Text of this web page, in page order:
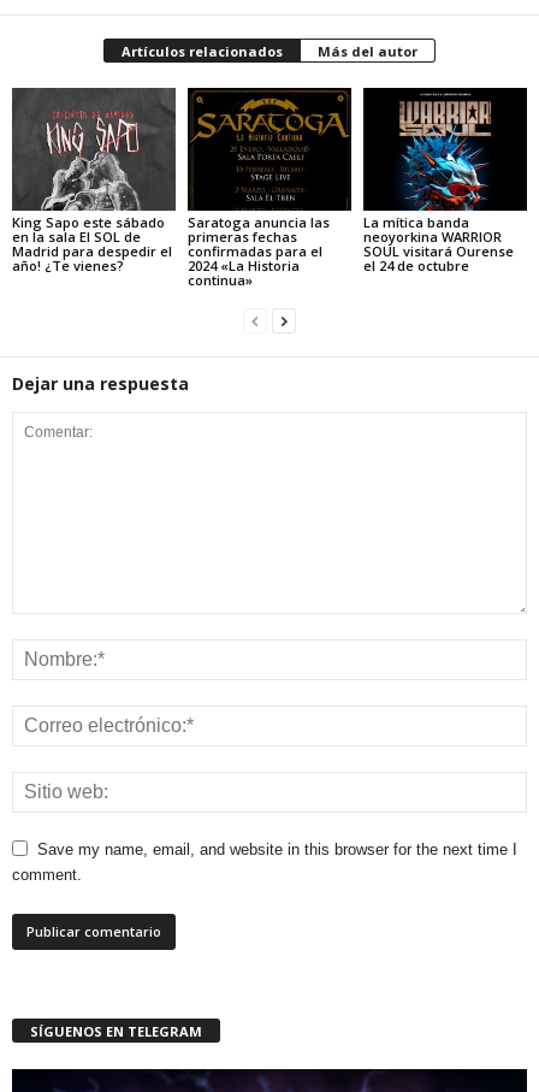
Artículos relacionados Más del autor
King Sapo este sábado
en la sala El SOL de
Madrid para despedir el
año! ¿Te vienes?
Saratoga anuncia las
primeras fechas
confirmadas para el
2024 «La Historia
continua»
La mítica banda
neoyorkina WARRIOR
SOUL visitará Ourense
el 24 de octubre
Dejar una respuesta
Save my name, email, and website in this browser for the next time I
comment.
SÍGUENOS EN TELEGRAM